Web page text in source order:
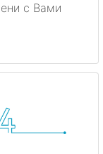
с Вами